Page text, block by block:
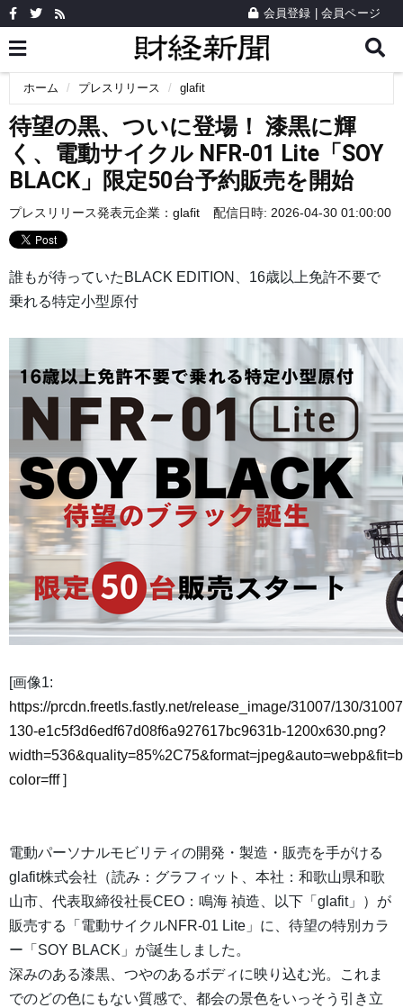
会員登録 会員ページ
ホーム プレスリリース glafit
待望の黒、ついに登場！ 漆黒に輝
く、電動サイクル NFR-01 Lite「SOY
BLACK」限定50台予約販売を開始
プレスリリース発表元企業： glafit 配信日時: 2026-04-30 01:00:00
誰もが待っていたBLACK EDITION、16歳以上免許不要で
乗れる特定小型原付
[画像1:
https://prcdn.freetls.fastly.net/release_image/31007/130/
130-e1c5f3d6edf67d08f6a927617bc9631b-1200x630.png?
color=fff]
電動パーソナルモビリティの開発・製造・販売を手がける
glafit株式会社（読み：グラフィット、本社：和歌山県和歌
山市、代表取締役社長CEO：鳴海 禎造、以下「glafit」）が
販売する「電動サイクルNFR-01 Lite」に、待望の特別カラ
ー「SOY BLACK」が誕生しました。
深みのある漆黒、つやのあるボディに映り込む光。これま
でのどの色にもない質感で、都会の景色をいっそう引き立